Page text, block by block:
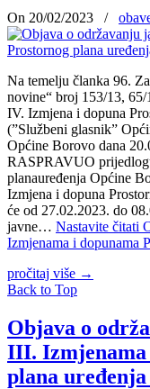
On 20/02/2023 /
Na temelju članka 96.
novine“ broj 153/13,
IV. Izmjena i dopuna
(”Službeni glasnik”
Općine Borovo dana
RASPRAVUO
planauređenja Općine
Izmjena i dopuna
će od 27.02.2023. do
javne… Nastavite čitati
Izmjenama i dopunama
pročitaj više →
Back to Top
Objava o
III. Izmjenama
plana